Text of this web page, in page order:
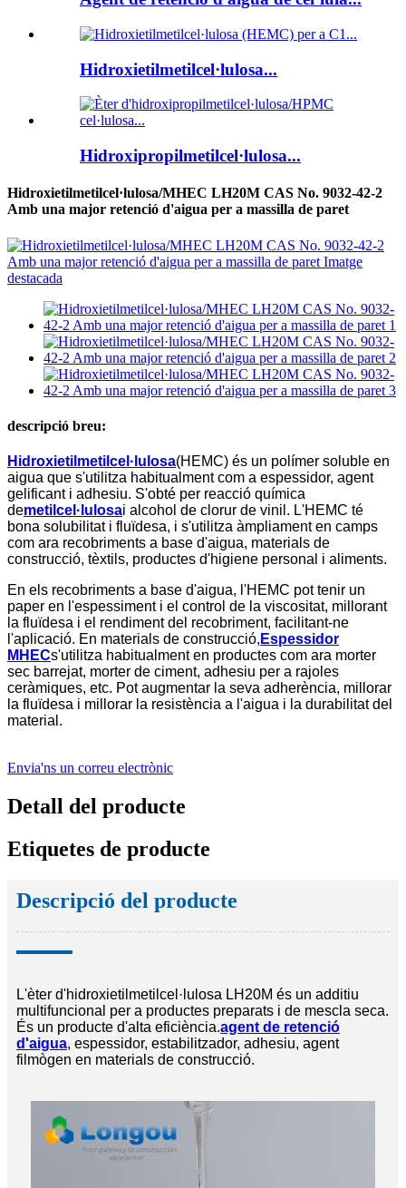
Hidroxietilmetilcel·lulosa...
Hidroxipropilmetilcel·lulosa...
Hidroxietilmetilcel·lulosa/MHEC LH20M CAS No. 9032-42-2
Amb una major retenció d'aigua per a massilla de paret
descripció breu:
Hidroxietilmetilcel·lulosa(HEMC) és un polímer soluble en
aigua que s'utilitza habitualment com a espessidor, agent
gelificant i adhesiu. S'obté per reacció química
demetilcel·lulosai alcohol de clorur de vinil. L'HEMC té
bona solubilitat i fluïdesa, i s'utilitza àmpliament en camps
com ara recobriments a base d'aigua, materials de
construcció, tèxtils, productes d'higiene personal i aliments.
En els recobriments a base d'aigua, l'HEMC pot tenir un
paper en l'espessiment i el control de la viscositat, millorant
la fluïdesa i el rendiment del recobriment, facilitant-ne
l'aplicació. En materials de construcció, Espessidor
MHECs'utilitza habitualment en productes com ara morter
sec barrejat, morter de ciment, adhesiu per a rajoles
ceràmiques, etc. Pot augmentar la seva adherència, millorar
la fluïdesa i millorar la resistència a l'aigua i la durabilitat del
material.
Envia'ns un correu electrònic
Detall del producte
Etiquetes de producte
Descripció del producte
L'èter d'hidroxietilmetilcel·lulosa LH20M és un additiu
multifuncional per a productes preparats i de mescla seca.
És un producte d'alta eficiència.agent de retenció
d'aigua, espessidor, estabilitzador, adhesiu, agent
filmògen en materials de construcció.